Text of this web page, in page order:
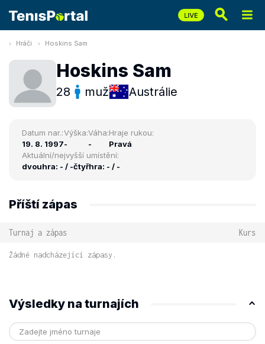
Hráči Hoskins Sam
Hoskins Sam
28 muž Austrálie
Datum nar.:
19. 8. 1997
Výška:
-
Váha:
-
Hraje rukou:
Pravá
Aktuální/nejvyšší umístění:
dvouhra: - / -čtyřhra: - / -
Příští zápas
Turnaj a zápas Kurs
Žádné nadcházející zápasy.
Výsledky na turnajích